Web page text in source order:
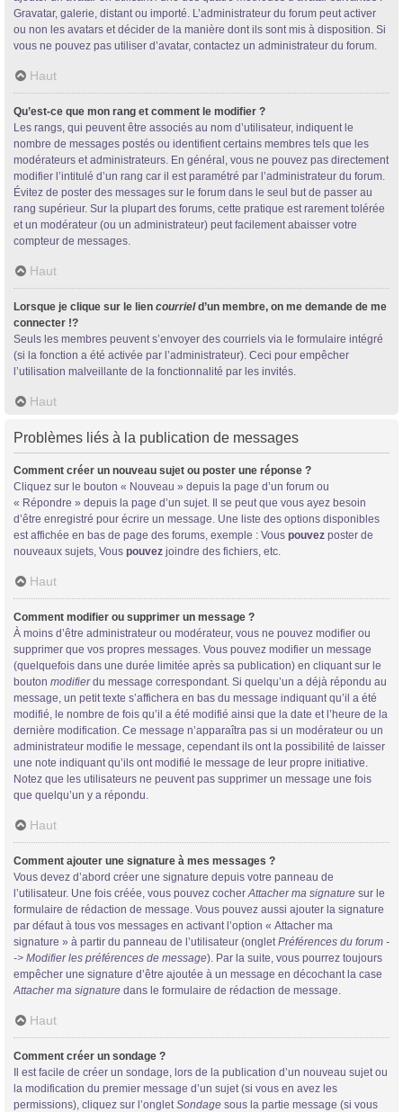
Gravatar, galerie, distant ou importé. L’administrateur du forum peut activer
ou non les avatars et décider de la manière dont ils sont mis à disposition. Si
vous ne pouvez pas utiliser d’avatar, contactez un administrateur du forum.
Haut
Qu’est-ce que mon rang et comment le modifier ?
Les rangs, qui peuvent être associés au nom d’utilisateur, indiquent le
nombre de messages postés ou identifient certains membres tels que les
modérateurs et administrateurs. En général, vous ne pouvez pas directement
modifier l’intitulé d’un rang car il est paramétré par l’administrateur du forum.
Évitez de poster des messages sur le forum dans le seul but de passer au
rang supérieur. Sur la plupart des forums, cette pratique est rarement tolérée
et un modérateur (ou un administrateur) peut facilement abaisser votre
compteur de messages.
Haut
Lorsque je clique sur le lien courrield’un membre, on me demande de me
connecter !?
Seuls les membres peuvent s’envoyer des courriels via le formulaire intégré
(si la fonction a été activée par l’administrateur). Ceci pour empêcher
l’utilisation malveillante de la fonctionnalité par les invités.
Haut
Problèmes liés à la publication de messages
Comment créer un nouveau sujet ou poster une réponse ?
Cliquez sur le bouton « Nouveau » depuis la page d’un forum ou
« Répondre » depuis la page d’un sujet. Il se peut que vous ayez besoin
d’être enregistré pour écrire un message. Une liste des options disponibles
est affichée en bas de page des forums, exemple : Vous pouvez poster de
nouveaux sujets, Vous pouvez joindre des fichiers, etc.
Haut
Comment modifier ou supprimer un message ?
À moins d’être administrateur ou modérateur, vous ne pouvez modifier ou
supprimer que vos propres messages. Vous pouvez modifier un message
(quelquefois dans une durée limitée après sa publication) en cliquant sur le
bouton modifierdu message correspondant. Si quelqu’un a déjà répondu au
message, un petit texte s’affichera en bas du message indiquant qu’il a été
modifié, le nombre de fois qu’il a été modifié ainsi que la date et l’heure de la
dernière modification. Ce message n’apparaîtra pas si un modérateur ou un
administrateur modifie le message, cependant ils ont la possibilité de laisser
une note indiquant qu’ils ont modifié le message de leur propre initiative.
Notez que les utilisateurs ne peuvent pas supprimer un message une fois
que quelqu’un y a répondu.
Haut
Comment ajouter une signature à mes messages ?
Vous devez d’abord créer une signature depuis votre panneau de
l’utilisateur. Une fois créée, vous pouvez cocherAttacher ma signature sur le
formulaire de rédaction de message. Vous pouvez aussi ajouter la signature
par défaut à tous vos messages en activant l’option « Attacher ma
signature » à partir du panneau de l’utilisateur (ongletPréférences du forum -
-> Modifier les préférences de message). Par la suite, vous pourrez toujours
empêcher une signature d’être ajoutée à un message en décochant la case
Attacher ma signature dans le formulaire de rédaction de message.
Haut
Comment créer un sondage ?
Il est facile de créer un sondage, lors de la publication d’un nouveau sujet ou
la modification du premier message d’un sujet (si vous en avez les
permissions), cliquez sur l’ongletSondage sous la partie message (si vous